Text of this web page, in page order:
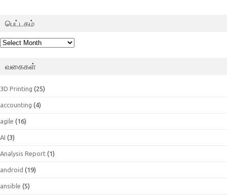
பெட்டகம்
பெட்டகம்
வகைகள்
3D Printing (25)
accounting (4)
agile (16)
AI (3)
Analysis Report (1)
android (19)
ansible (5)